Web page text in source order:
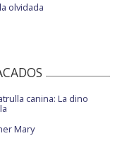
olvidada
canina: La dino
Mary